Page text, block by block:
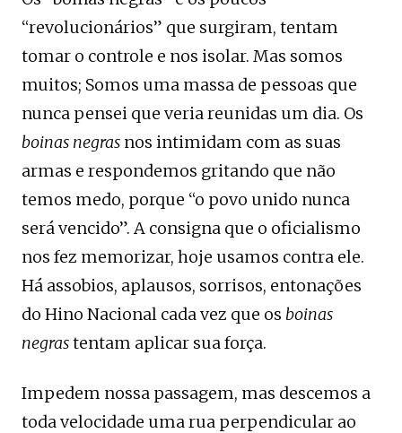
“revolucionários” que surgiram, tentam
tomar o controle e nos isolar. Mas somos
muitos; Somos uma massa de pessoas que
nunca pensei que veria reunidas um dia. Os
boinas negras nos intimidam com as suas
armas e respondemos gritando que não
temos medo, porque “o povo unido nunca
será vencido”. A consigna que o oficialismo
nos fez memorizar, hoje usamos contra ele.
Há assobios, aplausos, sorrisos, entonações
do Hino Nacional cada vez que os boinas
negrastentam aplicar sua força.
Impedem nossa passagem, mas descemos a
toda velocidade uma rua perpendicular ao